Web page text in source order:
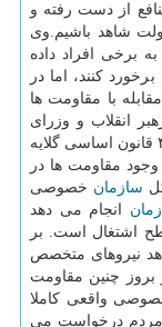
از دست رفته و
شاهد باشیم.وی
به برخی افراد داده
كنند، اما در
با مقاومت ها
انقلاب و وزرای
دولت همیشه از عدم تحقق كامل اهداف اصل ۴۴ قانون اساسی گلایه
مقاومت ها در
سازمان خصوصی
انجام می دهد
اشتغال است. بر
نیروهای متخصص
بروز چنین مقاومت
واقعی كاملا
مردم درخواست می